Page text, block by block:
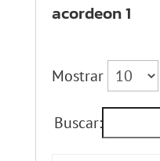
acordeon 1
Mostrar
Buscar: